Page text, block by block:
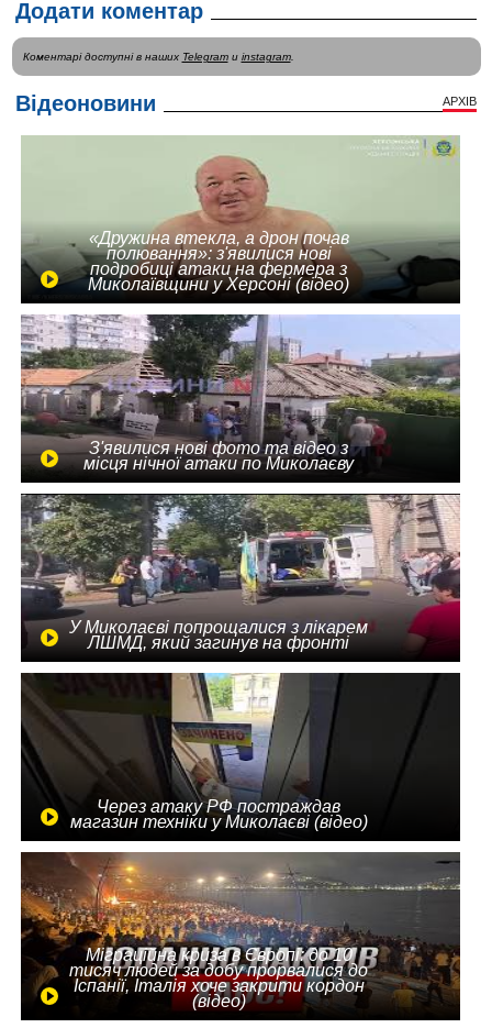
Додати коментар
Коментарі доступні в наших Telegramи instagram.
Відеоновини АРХІВ
«Дружина втекла, а дрон почав
полювання»: з'явилися нові
подробиці атаки на фермера з
Миколаївщини у Херсоні (відео)
З'явилися нові фото та відео з
місця нічної атаки по Миколаєву
У Миколаєві попрощалися з лікарем
ЛШМД, який загинув на фронті
Через атаку РФ постраждав
магазин техніки у Миколаєві (відео)
Міграційна криза в Європі: до 10
тисяч людей за добу прорвалися до
Іспанії, Італія хоче закрити кордон
(відео)